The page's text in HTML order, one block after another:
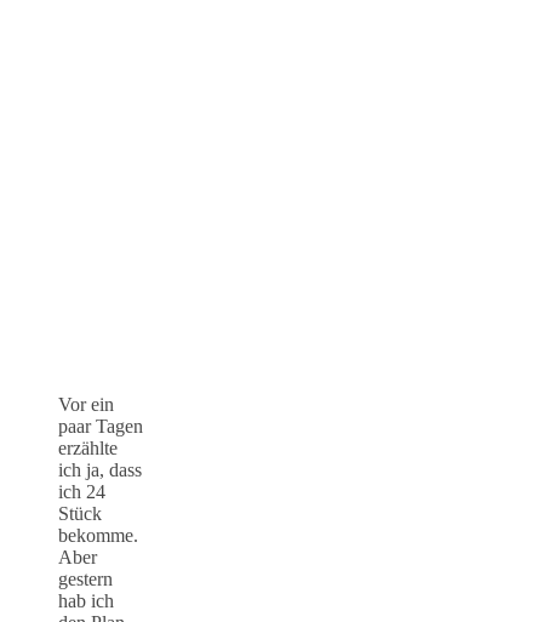
Vor ein
paar Tagen
erzählte
ich ja, dass
ich 24
Stück
bekomme.
Aber
gestern
hab ich